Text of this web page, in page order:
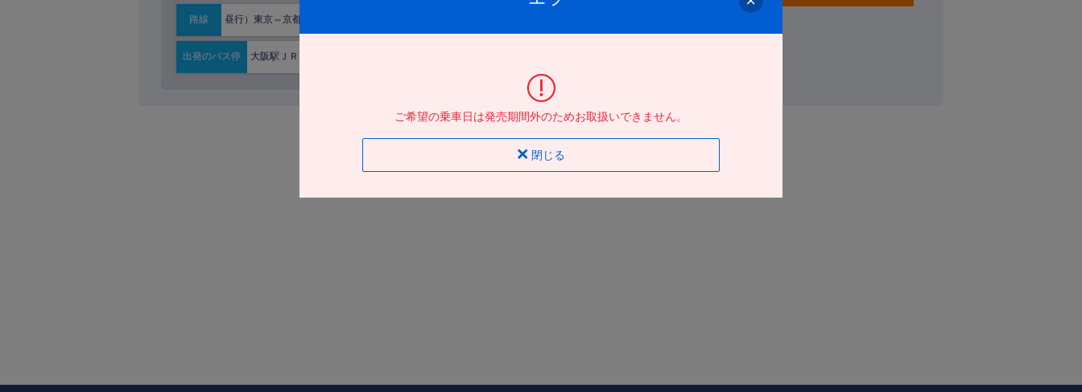
路線 昼行）東京⇔京都大阪
出発のバス停 大阪駅ＪＲ高速ＢＴ
ご希望の乗車日は発売期間外のためお取扱いできません。
閉じる